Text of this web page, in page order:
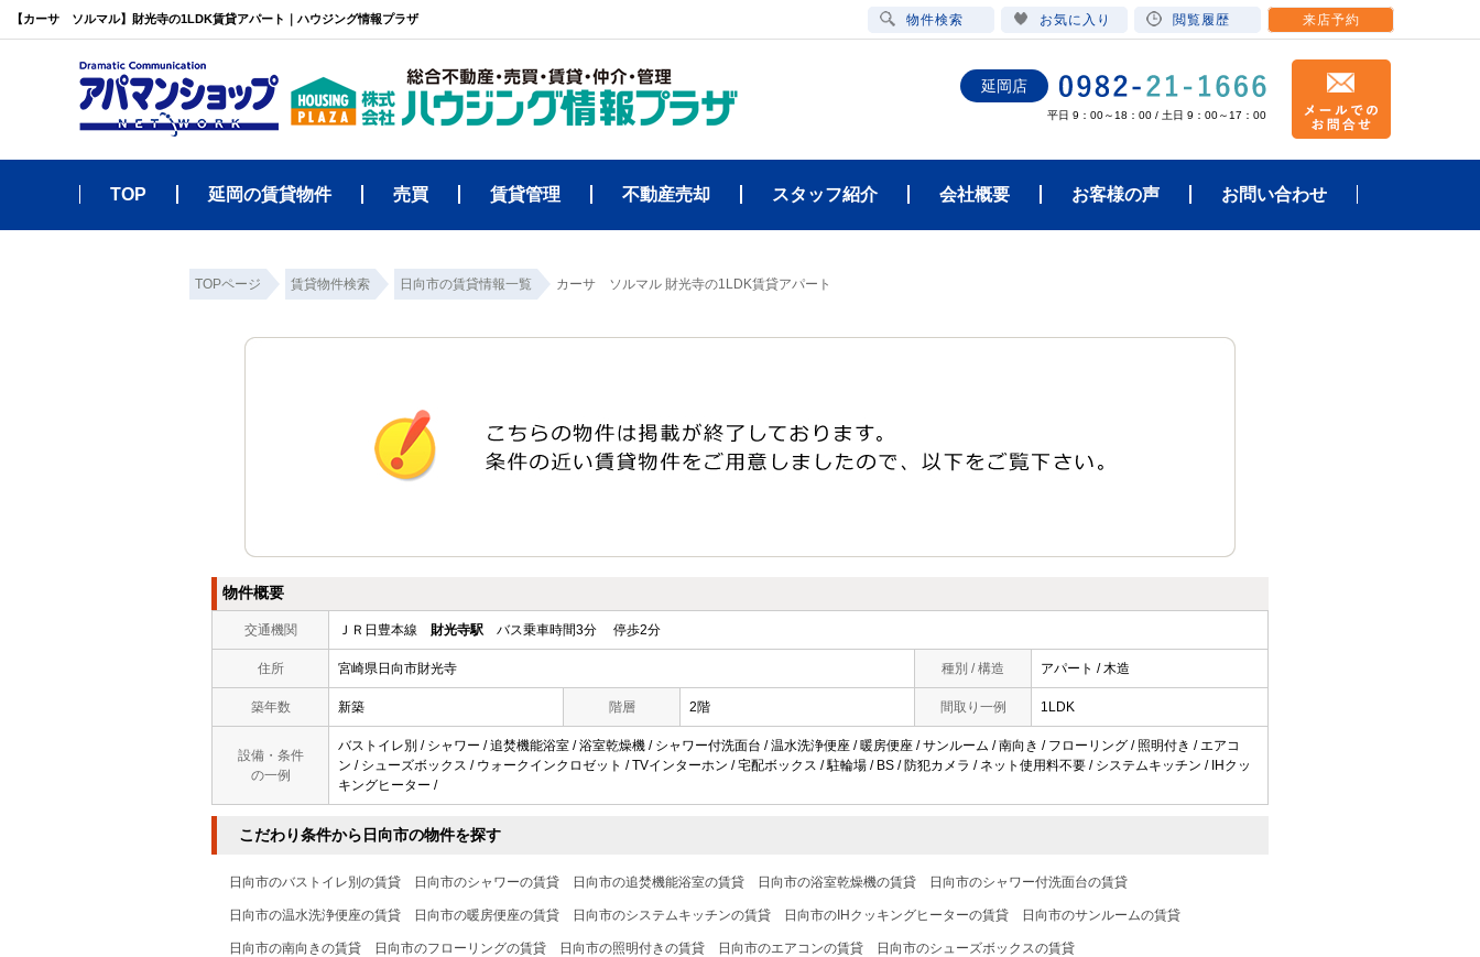
【カーサ ソルマル】財光寺の1LDK賃貸アパート｜ハウジング情報プラザ
延岡店
平日 9：00～18：00 / 土日 9：00～17：00
TOP 延岡の賃貸物件 売買 賃貸管理 不動産売却 スタッフ紹介 会社概要 お客様の声 お問い合わせ
TOPページ 賃貸物件検索 日向市の賃貸情報一覧 カーサ ソルマル 財光寺の1LDK賃貸アパート
物件概要
交通機関 ＪＲ日豊本線 財光寺駅 バス乗車時間3分 停歩2分
住所 宮崎県日向市財光寺 種別 / 構造 アパート / 木造
築年数 新築 階層 2階 間取り一例 1LDK
設備・条件
の一例
バストイレ別 / シャワー / 追焚機能浴室 / 浴室乾燥機 / シャワー付洗面台 / 温水洗浄便座 / 暖房便座 / サンルーム / 南向き / フローリング / 照明付き / エアコ
ン / シューズボックス / ウォークインクロゼット / TVインターホン / 宅配ボックス / 駐輪場 / BS / 防犯カメラ / ネット使用料不要 / システムキッチン / IHクッ
キングヒーター /
こだわり条件から日向市の物件を探す
日向市のバストイレ別の賃貸 日向市のシャワーの賃貸 日向市の追焚機能浴室の賃貸 日向市の浴室乾燥機の賃貸 日向市のシャワー付洗面台の賃貸
日向市の温水洗浄便座の賃貸 日向市の暖房便座の賃貸 日向市のシステムキッチンの賃貸 日向市のIHクッキングヒーターの賃貸 日向市のサンルームの賃貸
日向市の南向きの賃貸 日向市のフローリングの賃貸 日向市の照明付きの賃貸 日向市のエアコンの賃貸 日向市のシューズボックスの賃貸
物件検索 お気に入り 閲覧履歴 来店予約